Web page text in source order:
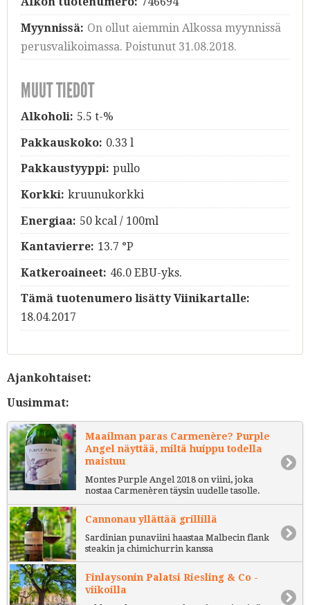
Myynnissä: On ollut aiemmin Alkossa myynnissä
perusvalikoimassa. Poistunut 31.08.2018.
MUUT TIEDOT
Alkoholi: 5.5 t-%
Pakkauskoko: 0.33 l
Pakkaustyyppi: pullo
Korkki: kruunukorkki
Energiaa: 50 kcal / 100ml
Kantavierre: 13.7 °P
Katkeroaineet: 46.0 EBU-yks.
Tämä tuotenumero lisätty Viinikartalle:
18.04.2017
Ajankohtaiset:
Uusimmat:
Maailman paras Carmenère? Purple
Angel näyttää, miltä huippu todella
maistuu
Montes Purple Angel 2018 on viini, joka
nostaa Carmenèren täysin uudelle tasolle.
Cannonau yllättää grillillä
Sardinian punaviini haastaa Malbecin flank
steakin ja chimichurrin kanssa
Finlaysonin Palatsi Riesling & Co -
viikoilla